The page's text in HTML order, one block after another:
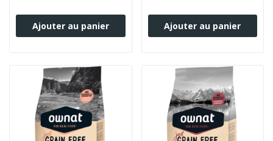
Ajouter au panier Ajouter au panier